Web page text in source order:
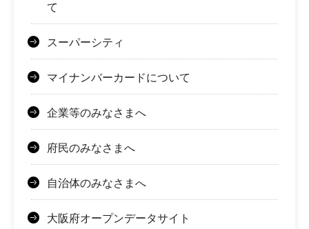
て
スーパーシティ
マイナンバーカードについて
企業等のみなさまへ
府民のみなさまへ
自治体のみなさまへ
大阪府オープンデータサイト